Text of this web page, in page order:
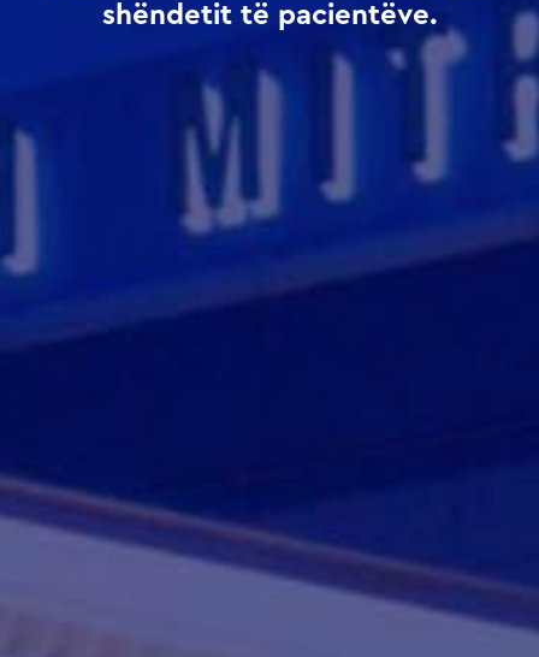
shëndetit të pacientëve.